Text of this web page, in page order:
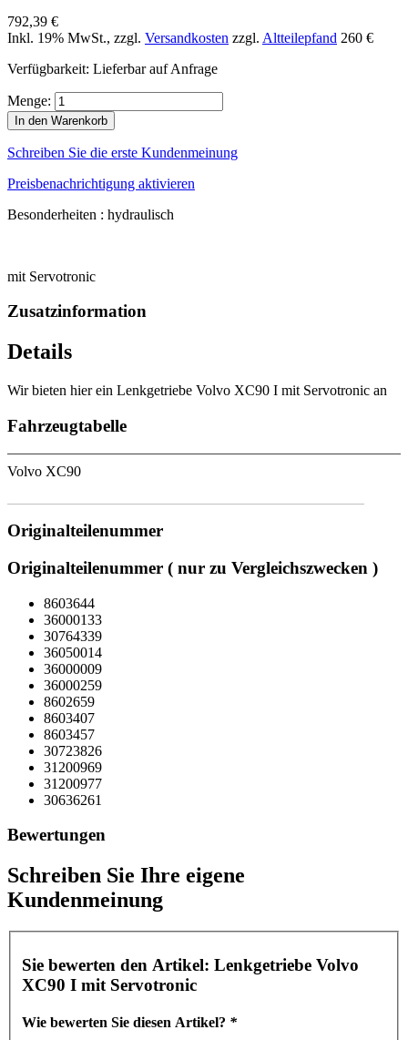
792,39 €
Inkl. 19% MwSt., zzgl. Versandkosten zzgl. Altteilepfand 260 €
Verfügbarkeit: Lieferbar auf Anfrage
Menge:
In den Warenkorb
Schreiben Sie die erste Kundenmeinung
Preisbenachrichtigung aktivieren
Besonderheiten : hydraulisch
mit Servotronic
Zusatzinformation
Details
Wir bieten hier ein Lenkgetriebe Volvo XC90 I mit Servotronic an
Fahrzeugtabelle
Volvo XC90
Originalteilenummer
Originalteilenummer ( nur zu Vergleichszwecken )
8603644
36000133
30764339
36050014
36000009
36000259
8602659
8603407
8603457
30723826
31200969
31200977
30636261
Bewertungen
Schreiben Sie Ihre eigene
Kundenmeinung
Sie bewerten den Artikel: Lenkgetriebe Volvo
XC90 I mit Servotronic
Wie bewerten Sie diesen Artikel? *